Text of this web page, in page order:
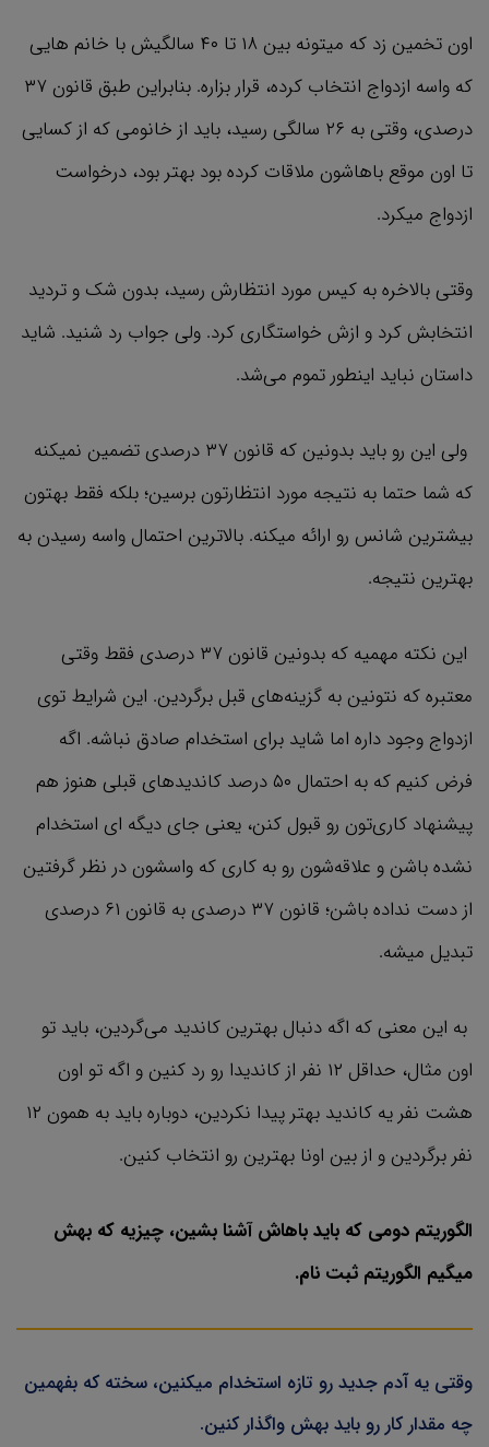
اون تخمین زد که میتونه بین ۱۸ تا ۴۰ سالگیش با خانم هایی
که واسه ازدواج انتخاب کرده،‌ قرار بزاره. بنابراین طبق قانون ۳۷
درصدی،‌ وقتی به ۲۶ سالگی رسید، باید از خانومی که از کسایی
تا اون موقع باهاشون ملاقات کرده بود بهتر بود، درخواست
ازدواج میکرد.
وقتی بالاخره به کیس مورد انتظارش رسید، بدون شک و تردید
انتخابش کرد و ازش خواستگاری کرد. ولی جواب رد شنید. شاید
داستان نباید اینطور تموم می‌شد.
ولی این رو باید بدونین که قانون ۳۷ درصدی تضمین نمیکنه
که شما حتما به نتیجه مورد انتظارتون برسین؛ بلکه فقط بهتون
بیشترین شانس رو ارائه میکنه. بالاترین احتمال واسه رسیدن به
بهترین نتیجه.
این نکته مهمیه که بدونین قانون ۳۷ درصدی فقط وقتی
معتبره که نتونین به گزینه‌های قبل برگردین. این شرایط توی
ازدواج وجود داره اما شاید برای استخدام صادق نباشه. اگه
فرض کنیم که به احتمال ۵۰ درصد کاندیدهای قبلی هنوز هم
پیشنهاد کاری‌تون رو قبول کنن، یعنی جای دیگه ای استخدام
نشده باشن و علاقه‌شون رو به کاری که واسشون در نظر گرفتین
از دست نداده باشن؛ قانون ۳۷ درصدی به قانون ۶۱ درصدی
تبدیل میشه.
به این معنی که اگه دنبال بهترین کاندید می‌گردین،‌ باید تو
اون مثال، حداقل ۱۲ نفر از کاندیدا رو رد کنین و اگه تو اون
هشت نفر یه کاندید بهتر پیدا نکردین، دوباره باید به همون ۱۲
نفر برگردین و از بین اونا بهترین رو انتخاب کنین.
الگوریتم دومی که باید باهاش آشنا بشین، چیزیه که بهش
میگیم الگوریتم ثبت نام.
وقتی یه آدم جدید رو تازه استخدام میکنین، سخته که بفهمین
چه مقدار کار رو باید بهش واگذار کنین.